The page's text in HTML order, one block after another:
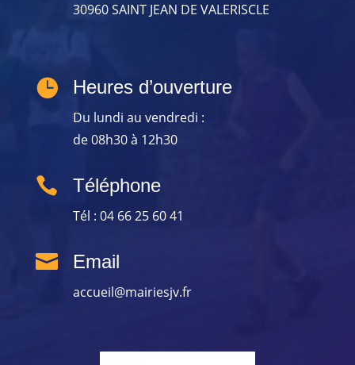
30960 SAINT JEAN DE VALERISCLE
 Heures d’ouverture
Du lundi au vendredi :
de 08h30 à 12h30
 Téléphone
Tél : 04 66 25 60 41
 Email
accueil@mairiesjv.fr